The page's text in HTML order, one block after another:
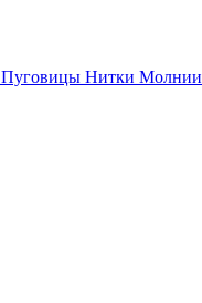
Пуговицы Нитки Молнии